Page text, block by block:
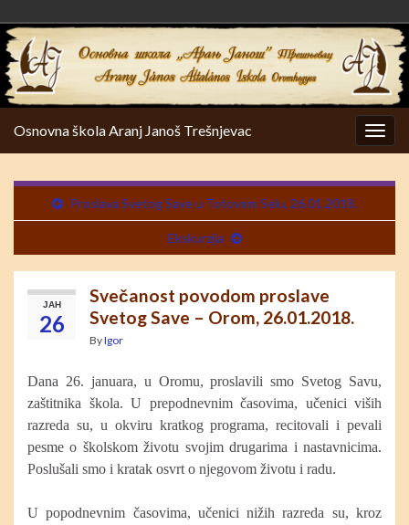
Osnovna škola Aranj Janoš Trešnjevac
Proslava Svetog Save u Totovom Selu, 26.01.2018.
Ekskurzija
ЈАН
26
Svečanost povodom proslave
Svetog Save – Orom, 26.01.2018.
ByIgor
Dana 26. januara, u Oromu, proslavili smo Svetog Savu,
zaštitnika škola. U prepodnevnim časovima, učenici viših
razreda su, u okviru kratkog programa, recitovali i pevali
pesme o školskom životu svojim drugarima i nastavnicima.
Poslušali smo i kratak osvrt o njegovom životu i radu.
U popodnevnim časovima, učenici nižih razreda su, kroz